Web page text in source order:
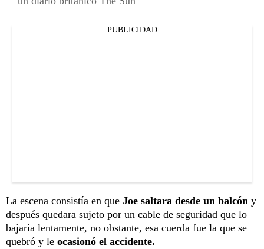
PUBLICIDAD
La escena consistía en que Joe saltara desde un balcón y
después quedara sujeto por un cable de seguridad que lo
bajaría lentamente, no obstante, esa cuerda fue la que se
quebró y le ocasionó el accidente.